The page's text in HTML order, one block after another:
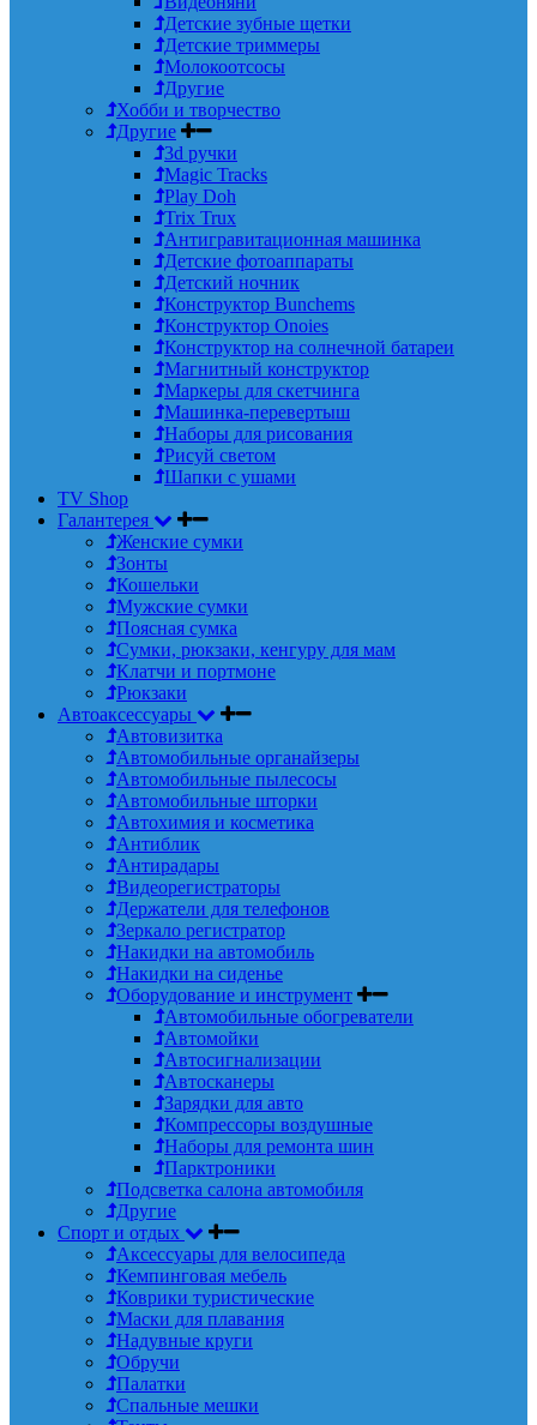
Детские зубные щетки
Детские триммеры
Молокоотсосы
Другие
Хобби и творчество
Другие
3d ручки
Magic Tracks
Play Doh
Trix Trux
Антигравитационная машинка
Детские фотоаппараты
Детский ночник
Конструктор Bunchems
Конструктор Onoies
Конструктор на солнечной батареи
Магнитный конструктор
Маркеры для скетчинга
Машинка-перевертыш
Наборы для рисования
Рисуй светом
Шапки с ушами
TV Shop
Галантерея
Женские сумки
Зонты
Кошельки
Мужские сумки
Поясная сумка
Сумки, рюкзаки, кенгуру для мам
Клатчи и портмоне
Рюкзаки
Автоаксессуары
Автовизитка
Автомобильные органайзеры
Автомобильные пылесосы
Автомобильные шторки
Автохимия и косметика
Антиблик
Антирадары
Видеорегистраторы
Держатели для телефонов
Зеркало регистратор
Накидки на автомобиль
Накидки на сиденье
Оборудование и инструмент
Автомобильные обогреватели
Автомойки
Автосигнализации
Автосканеры
Зарядки для авто
Компрессоры воздушные
Наборы для ремонта шин
Парктроники
Подсветка салона автомобиля
Другие
Спорт и отдых
Аксессуары для велосипеда
Кемпинговая мебель
Коврики туристические
Маски для плавания
Надувные круги
Обручи
Палатки
Спальные мешки